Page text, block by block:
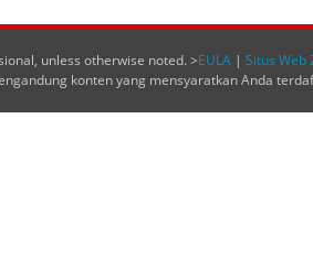
unless otherwise noted. >EULA | Situs Web
konten yang mensyaratkan Anda